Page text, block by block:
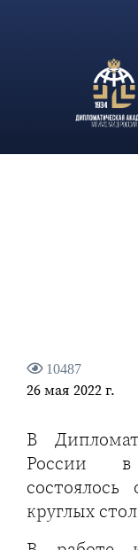
формате
столов Совета
10487
26 мая 2022 г.
В
России
круглых